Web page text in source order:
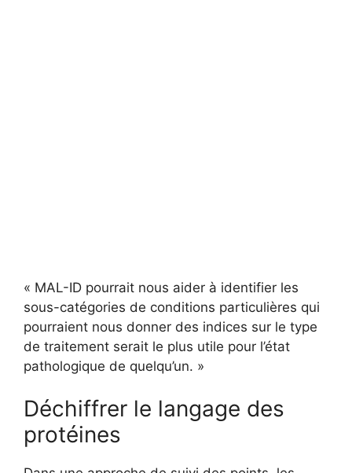
« MAL-ID pourrait nous aider à identifier les
sous-catégories de conditions particulières qui
pourraient nous donner des indices sur le type
de traitement serait le plus utile pour l’état
pathologique de quelqu’un. »
Déchiffrer le langage des
protéines